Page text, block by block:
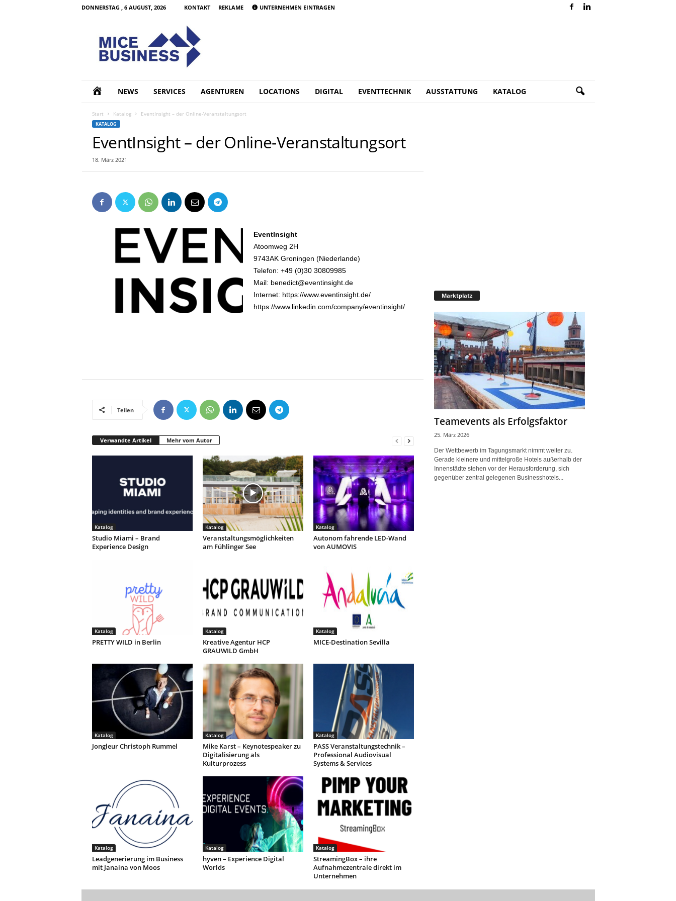
DONNERSTAG , 6 AUGUST, 2026 KONTAKT REKLAME UNTERNEHMEN EINTRAGEN
O
E
NEWS SERVICES AGENTUREN LOCATIONS DIGITAL EVENTTECHNIK AUSSTATTUNG KATALOG
Start Katalog EventInsight – der Online-Veranstaltungsort
KATALOG
EventInsight – der Online-Veranstaltungsort
18. März 2021
EventInsight
Atoomweg 2H
9743AK Groningen (Niederlande)
Telefon: +49 (0)30 30809985
Mail: benedict@eventinsight.de
Internet: https://www.eventinsight.de/
https://www.linkedin.com/company/eventinsight/
Teilen
Verwandte Artikel Mehr vom Autor
Katalog
Studio Miami – Brand
Experience Design
Katalog
Veranstaltungsmöglichkeiten
am Fühlinger See
Katalog
Autonom fahrende LED-Wand
von AUMOVIS
Katalog
PRETTY WILD in Berlin
Katalog
Kreative Agentur HCP
GRAUWILD GmbH
Katalog
MICE-Destination Sevilla
Katalog
Jongleur Christoph Rummel
Katalog
Mike Karst – Keynotespeaker zu
Digitalisierung als
Kulturprozess
Katalog
PASS Veranstaltungstechnik –
Professional Audiovisual
Systems & Services
Katalog
Leadgenerierung im Business
mit Janaina von Moos
Katalog
hyven – Experience Digital
Worlds
Katalog
StreamingBox – ihre
Aufnahmezentrale direkt im
Unternehmen
Marktplatz
Teamevents als Erfolgsfaktor
25. März 2026
Der Wettbewerb im Tagungsmarkt nimmt weiter zu.
Gerade kleinere und mittelgroße Hotels außerhalb der
Innenstädte stehen vor der Herausforderung, sich
gegenüber zentral gelegenen Businesshotels...